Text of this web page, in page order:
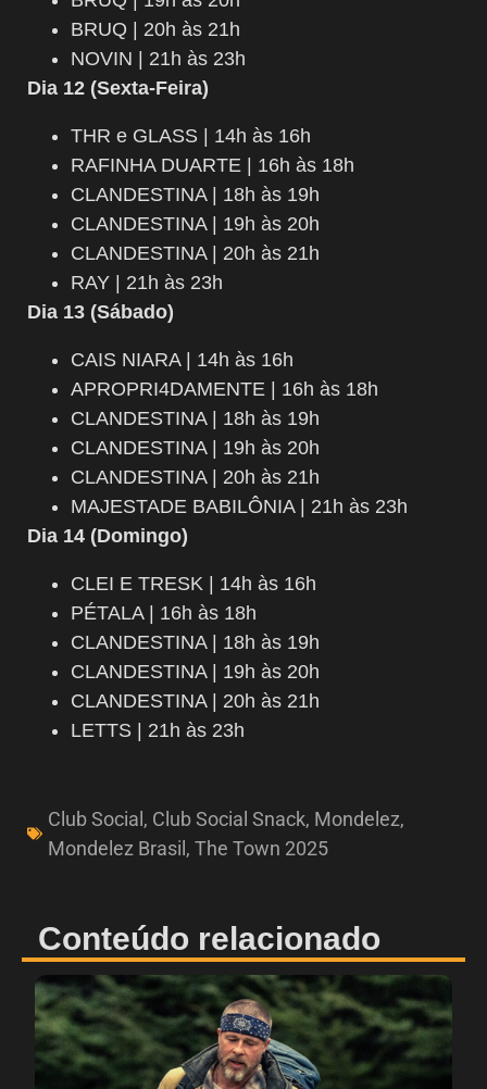
BRUQ | 20h às 21h
NOVIN | 21h às 23h
Dia 12 (Sexta-Feira)
THR e GLASS | 14h às 16h
RAFINHA DUARTE | 16h às 18h
CLANDESTINA | 18h às 19h
CLANDESTINA | 19h às 20h
CLANDESTINA | 20h às 21h
RAY | 21h às 23h
Dia 13 (Sábado)
CAIS NIARA | 14h às 16h
APROPRI4DAMENTE | 16h às 18h
CLANDESTINA | 18h às 19h
CLANDESTINA | 19h às 20h
CLANDESTINA | 20h às 21h
MAJESTADE BABILÔNIA | 21h às 23h
Dia 14 (Domingo)
CLEI E TRESK | 14h às 16h
PÉTALA | 16h às 18h
CLANDESTINA | 18h às 19h
CLANDESTINA | 19h às 20h
CLANDESTINA | 20h às 21h
LETTS | 21h às 23h
Club Social , Club Social Snack, Mondelez,
Mondelez Brasil , The Town 2025
Conteúdo relacionado